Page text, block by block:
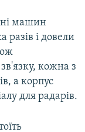
машин
разів і довели
кожна з
а корпус
для радарів.